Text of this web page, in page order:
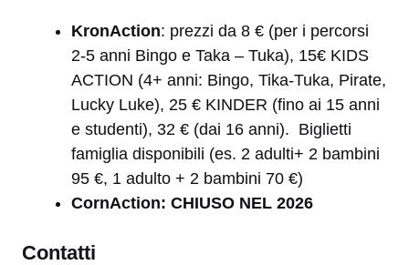
KronAction: prezzi da 8 € (per i percorsi
2-5 anni Bingo e Taka – Tuka), 15€ KIDS
ACTION (4+ anni: Bingo, Tika-Tuka, Pirate,
Lucky Luke), 25 € KINDER (fino ai 15 anni
e studenti), 32 € (dai 16 anni). Biglietti
famiglia disponibili (es. 2 adulti+ 2 bambini
95 €, 1 adulto + 2 bambini 70 €)
CornAction: CHIUSO NEL 2026
Contatti